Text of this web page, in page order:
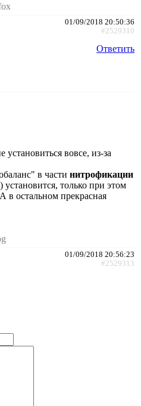
01/09/2018 20:50:36
#2529310
Ответить
вовсе, из-за
в части нитрофикации
только при этом
остальном прекрасная
01/09/2018 20:56:23
#2529313